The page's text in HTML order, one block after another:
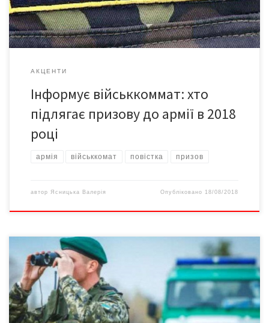
громадян України до захисту […]
АКЦЕНТИ
Інформує військкоммат: хто
підлягає призову до армії в 2018
році
армія військкомат повістка призов
автор Ясницька Валерія Опубліковано 18/08/2018
Понад 7 десятків новобранців проходитимуть службу в
підрозділах Чернівецького прикордонного загону. Одразу після
призову хлопці пройшли місячні навчання у Кінологічному
навчальному центрі Держприкордонслужби на Львівщині.
Майбутні прикордонники пройшли курс з тактики